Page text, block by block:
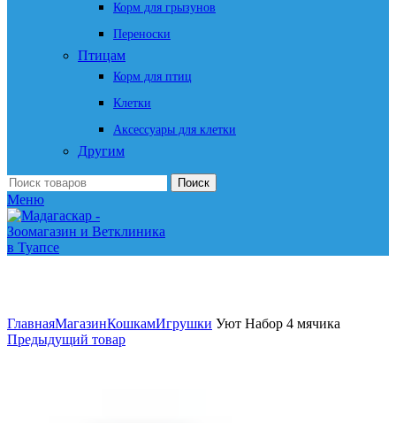
Корм для грызунов
Переноски
Птицам
Корм для птиц
Клетки
Аксессуары для клетки
Другим
Поиск
Меню
ГлавнаяМагазинКошкамИгрушки Уют Набор 4 мячика
Предыдущий товар